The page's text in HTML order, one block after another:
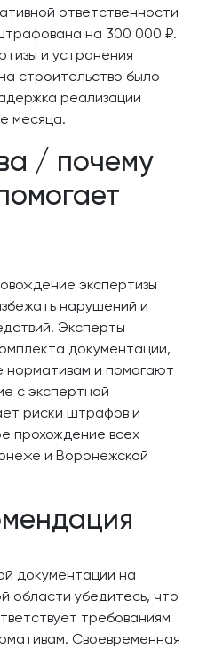
ответственности
на 300 000 ₽.
и устранения
строительство было
реализации
месяца.
/ почему
экспертизы
нарушений и
Эксперты
документации,
нормативам и помогают
с экспертной
риски штрафов и
прохождение всех
и Воронежской
документации на
области убедитесь, что
требованиям
Своевременная